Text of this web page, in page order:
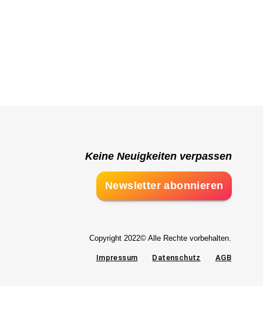
Keine Neuigkeiten verpassen
Newsletter abonnieren
Copyright 2022© Alle Rechte vorbehalten.
Impressum Datenschutz AGB